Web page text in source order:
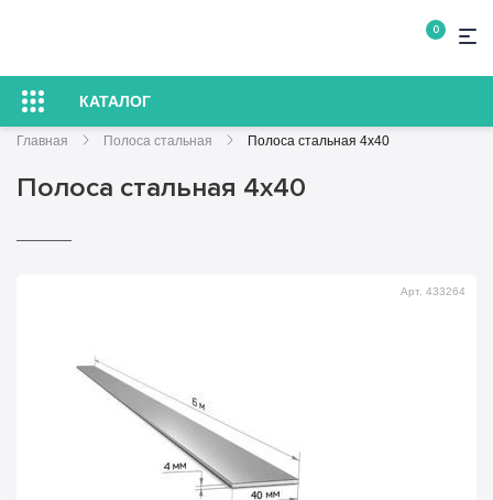
0
КАТАЛОГ
Главная Полоса стальная Полоса стальная 4х40
Полоса стальная 4х40
Арт. 433264